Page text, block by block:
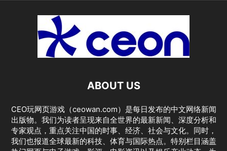
ABOUT US
CEO玩网页游戏（ceowan.com）是每日发布的中文网络新闻
出版物。我们为读者呈现来自全世界的最新新闻、深度分析和
专家观点，重点关注中国的时事、经济、社会与文化。同时，
我们也报道全球最新的科技、体育与国际热点。特别栏目涵盖